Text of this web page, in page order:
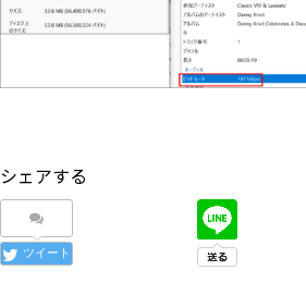
シェアする
ツイート